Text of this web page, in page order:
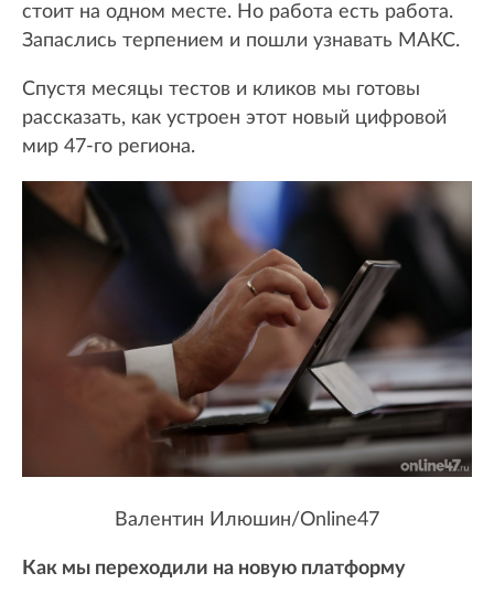
стоит на одном месте. Но работа есть работа.
Запаслись терпением и пошли узнавать МАКС.
Спустя месяцы тестов и кликов мы готовы
рассказать, как устроен этот новый цифровой
мир 47-го региона.
Валентин Илюшин/Online47
Как мы переходили на новую платформу